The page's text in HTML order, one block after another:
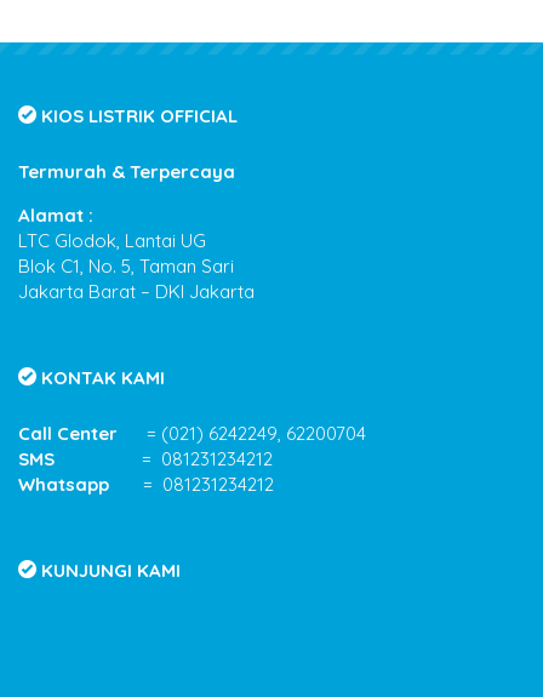
KIOS LISTRIK OFFICIAL
Termurah & Terpercaya
Alamat :
LTC Glodok, Lantai UG
Blok C1, No. 5, Taman Sari
Jakarta Barat – DKI Jakarta
KONTAK KAMI
Call Center = (021) 6242249, 62200704
SMS = 081231234212
Whatsapp = 081231234212
KUNJUNGI KAMI